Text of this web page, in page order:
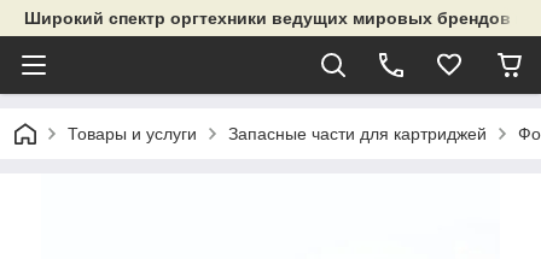
Широкий спектр оргтехники ведущих мировых брендов и
Товары и услуги Запасные части для картриджей